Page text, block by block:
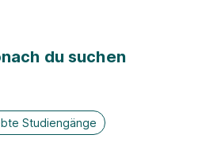
du suchen
Studiengänge